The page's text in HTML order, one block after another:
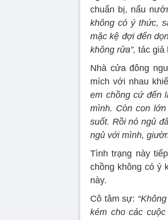
chuẩn bị, nấu
không có ý thức,
mặc kệ đợi đến
không rửa”, tác giả
Nhà cửa đông
mích với nhau
em chồng cứ đến
mình. Còn con
suốt. Rồi nó ngủ
ngủ với mình,
Tình trạng này
chồng không có ý
này.
Cô tâm sự:
kém cho các